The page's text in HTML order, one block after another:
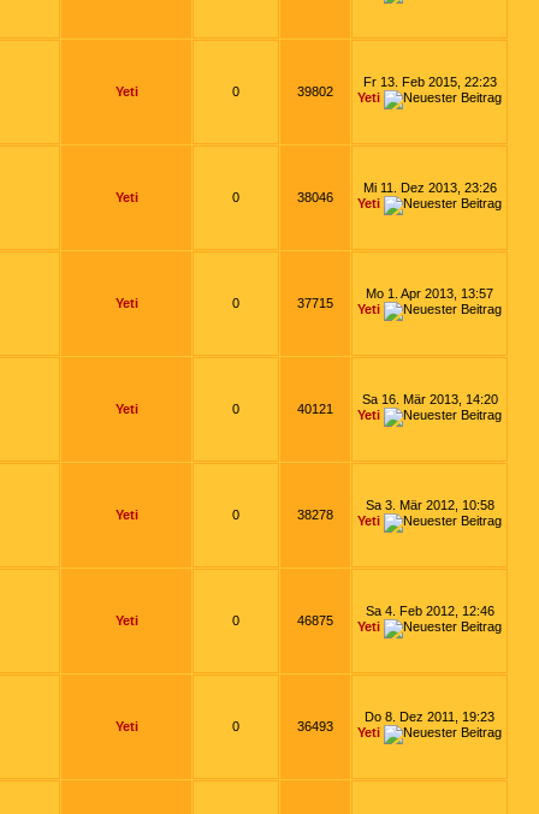
Yeti 0 39802
Fr 13. Feb 2015, 22:23
Yeti
Yeti 0 38046
Mi 11. Dez 2013, 23:26
Yeti
Yeti 0 37715
Mo 1. Apr 2013, 13:57
Yeti
Yeti 0 40121
Sa 16. Mär 2013, 14:20
Yeti
Yeti 0 38278
Sa 3. Mär 2012, 10:58
Yeti
Yeti 0 46875
Sa 4. Feb 2012, 12:46
Yeti
Yeti 0 36493
Do 8. Dez 2011, 19:23
Yeti